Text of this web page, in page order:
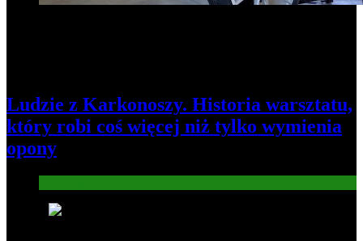
Ludzie z Karkonoszy. Historia warsztatu,
który robi coś więcej niż tylko wymienia
opony